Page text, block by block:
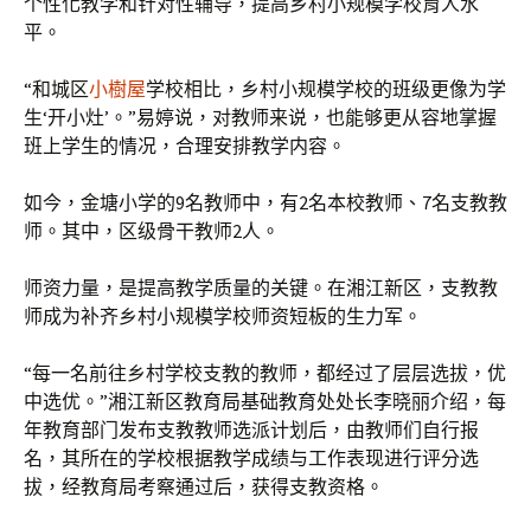
平。
“和城区小樹屋学校相比，乡村小规模学校的班级更像为学
生‘开小灶’。”易婷说，对教师来说，也能够更从容地掌握
班上学生的情况，合理安排教学内容。
如今，金塘小学的9名教师中，有2名本校教师、7名支教教
师。其中，区级骨干教师2人。
师资力量，是提高教学质量的关键。在湘江新区，支教教
师成为补齐乡村小规模学校师资短板的生力军。
“每一名前往乡村学校支教的教师，都经过了层层选拔，优
中选优。”湘江新区教育局基础教育处处长李晓丽介绍，每
年教育部门发布支教教师选派计划后，由教师们自行报
名，其所在的学校根据教学成绩与工作表现进行评分选
拔，经教育局考察通过后，获得支教资格。